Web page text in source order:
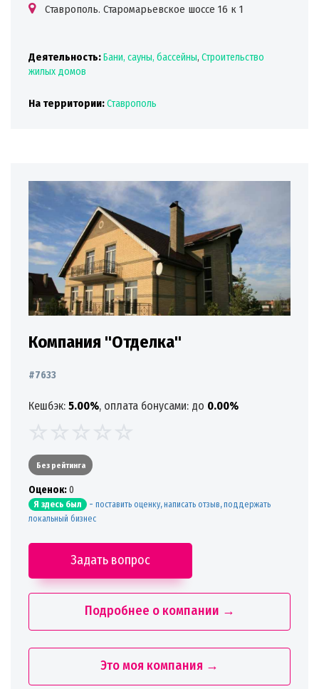
Ставрополь. Старомарьевское шоссе 16 к 1
Деятельность:Бани, сауны, бассейны, Строительство
жилых домов
На территории:Ставрополь
Компания "Отделка"
#7633
Кешбэк: 5.00%, оплата бонусами: до 0.00%
Без рейтинга
Oценок:0
Я здесь был - поставить оценку, написать отзыв, поддержать
локальный бизнес
Задать вопрос
Подробнее о компании →
Это моя компания →